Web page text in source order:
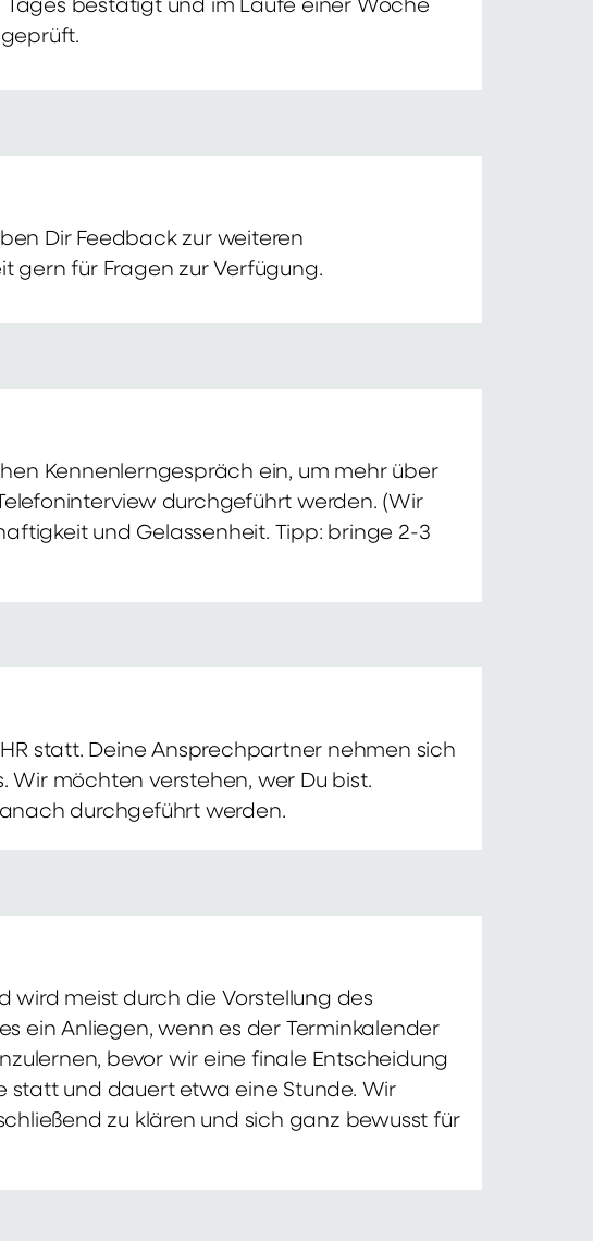
bestätigt und im Laufe einer Woche
Dir Feedback zur weiteren
gern für Fragen zur Verfügung.
Kennenlerngespräch ein, um mehr über
durchgeführt werden. (Wir
und Gelassenheit. Tipp: bringe 2-3
statt. Deine Ansprechpartner nehmen sich
Wir möchten verstehen, wer Du bist.
durchgeführt werden.
meist durch die Vorstellung des
ein Anliegen, wenn es der Terminkalender
bevor wir eine finale Entscheidung
statt und dauert etwa eine Stunde. Wir
zu klären und sich ganz bewusst für